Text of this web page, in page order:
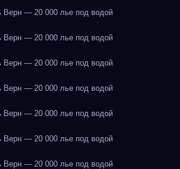
— 20 000 лье под водой
— 20 000 лье под водой
— 20 000 лье под водой
— 20 000 лье под водой
— 20 000 лье под водой
— 20 000 лье под водой
— 20 000 лье под водой